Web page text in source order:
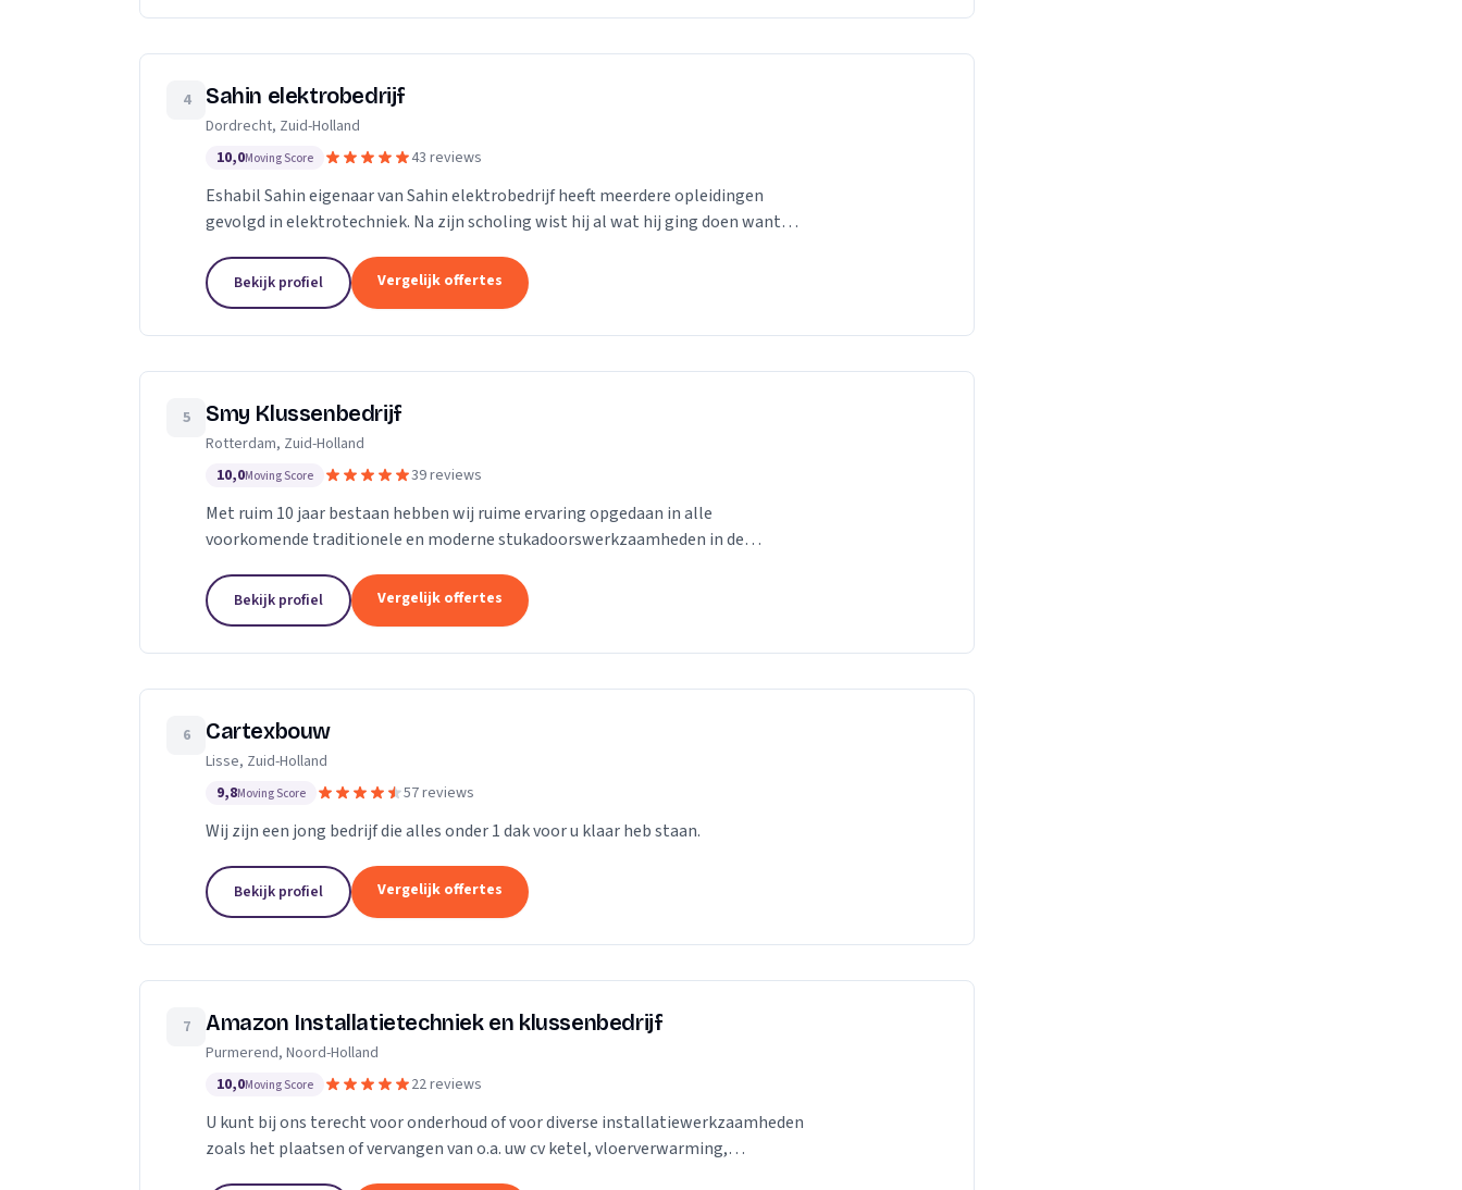
4 Sahin elektrobedrijf
Dordrecht, Zuid-Holland
10,0Moving Score 43 reviews
Eshabil Sahin eigenaar van Sahin elektrobedrijf heeft meerdere opleidingen
gevolgd in elektrotechniek. Na zijn scholing wist hij al wat hij ging doen want
Bekijk profiel Vergelijk offertes
5 Smy Klussenbedrijf
Rotterdam, Zuid-Holland
10,0Moving Score 39 reviews
Met ruim 10 jaar bestaan hebben wij ruime ervaring opgedaan in alle
voorkomende traditionele en moderne stukadoorswerkzaamheden in de
Bekijk profiel Vergelijk offertes
6 Cartexbouw
Lisse, Zuid-Holland
9,8Moving Score 57 reviews
Wij zijn een jong bedrijf die alles onder 1 dak voor u klaar heb staan.
Bekijk profiel Vergelijk offertes
7 Amazon Installatietechniek en klussenbedrijf
Purmerend, Noord-Holland
10,0Moving Score 22 reviews
U kunt bij ons terecht voor onderhoud of voor diverse installatiewerkzaamheden
zoals het plaatsen of vervangen van o.a. uw cv ketel, vloerverwarming,